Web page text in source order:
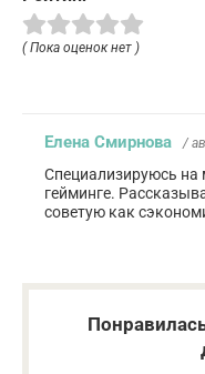
( Пока оценок нет )
Елена Смирнова /
Специализируюсь на
гейминге.
советую как